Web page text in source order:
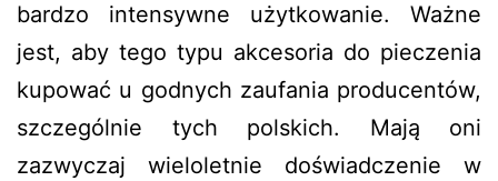
bardzo intensywne użytkowanie. Ważne
jest, aby tego typu akcesoria do pieczenia
kupować u godnych zaufania producentów,
szczególnie tych polskich. Mają oni
zazwyczaj wieloletnie doświadczenie w